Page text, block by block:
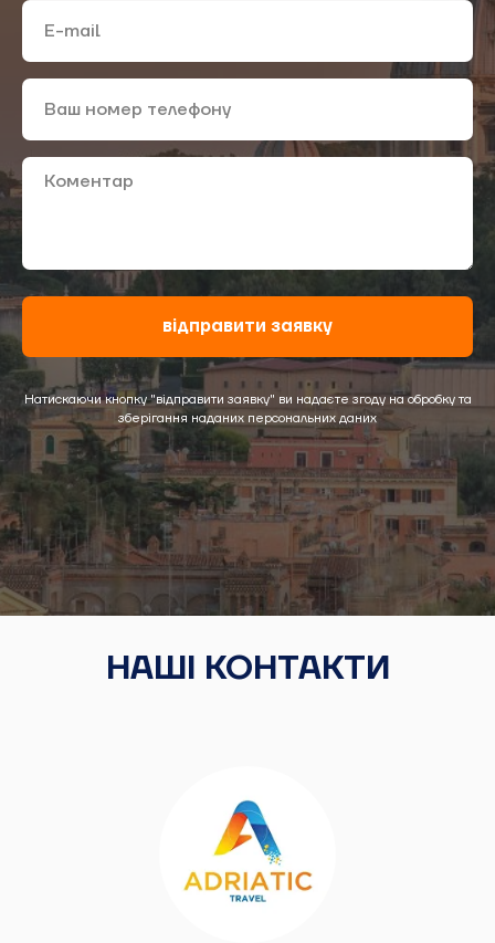
відправити заявку
Натискаючи кнопку "відправити заявку" ви надаєте згоду на обробку та
зберігання наданих персональних даних
НАШІ КОНТАКТИ